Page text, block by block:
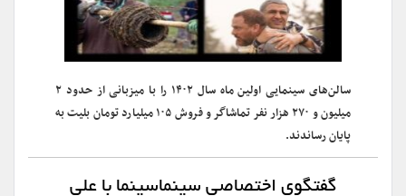
سالن‌های سینمایی اولین ماه سال ۱۴۰۲ را با میزبانی از حدود ۲
میلیون و ۲۷۰ هزار نفر تماشاگر و فروش ۱۰۵ میلیارد تومان بلیت به
پایان رساندند.
گفتگوی اختصاصی سینماسینما با علی